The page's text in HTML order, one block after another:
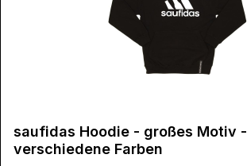
saufidas Hoodie - großes Motiv -
verschiedene Farben